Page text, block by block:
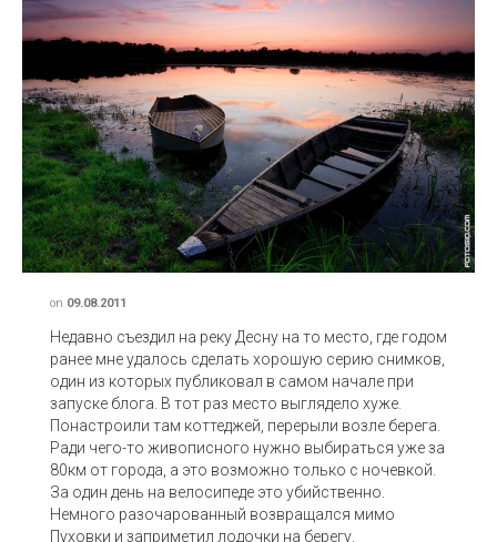
on 09.08.2011
Недавно съездил на реку Десну на то место, где годом
ранее мне удалось сделать хорошую серию снимков,
один из которых публиковал в самом начале при
запуске блога. В тот раз место выглядело хуже.
Понастроили там коттеджей, перерыли возле берега.
Ради чего-то живописного нужно выбираться уже за
80км от города, а это возможно только с ночевкой.
За один день на велосипеде это убийственно.
Немного разочарованный возвращался мимо
Пуховки и заприметил лодочки на берегу.